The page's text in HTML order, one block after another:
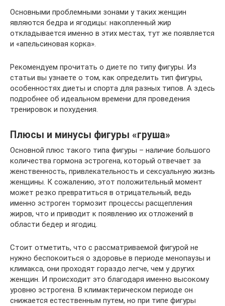
Основными проблемными зонами у таких женщин
являются бедра и ягодицы: накопленный жир
откладывается именно в этих местах, тут же появляется
и «апельсиновая корка».
Рекомендуем прочитать о диете по типу фигуры. Из
статьи вы узнаете о том, как определить тип фигуры,
особенностях диеты и спорта для разных типов. А здесь
подробнее об идеальном времени для проведения
тренировок и похудения.
Плюсы и минусы фигуры «груша»
Основной плюс такого типа фигуры – наличие большого
количества гормона эстрогена, который отвечает за
женственность, привлекательность и сексуальную жизнь
женщины. К сожалению, этот положительный момент
может резко превратиться в отрицательный, ведь
именно эстроген тормозит процессы расщепления
жиров, что и приводит к появлению их отложений в
области бедер и ягодиц.
Стоит отметить, что с рассматриваемой фигурой не
нужно беспокоиться о здоровье в периоде менопаузы и
климакса, они проходят гораздо легче, чем у других
женщин. И происходит это благодаря именно высокому
уровню эстрогена. В климактерическом периоде он
снижается естественным путем, но при типе фигуры